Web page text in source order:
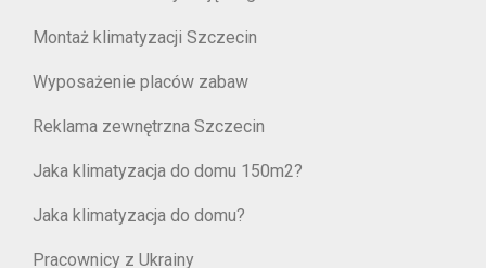
Montaż klimatyzacji Szczecin
Wyposażenie placów zabaw
Reklama zewnętrzna Szczecin
Jaka klimatyzacja do domu 150m2?
Jaka klimatyzacja do domu?
Pracownicy z Ukrainy